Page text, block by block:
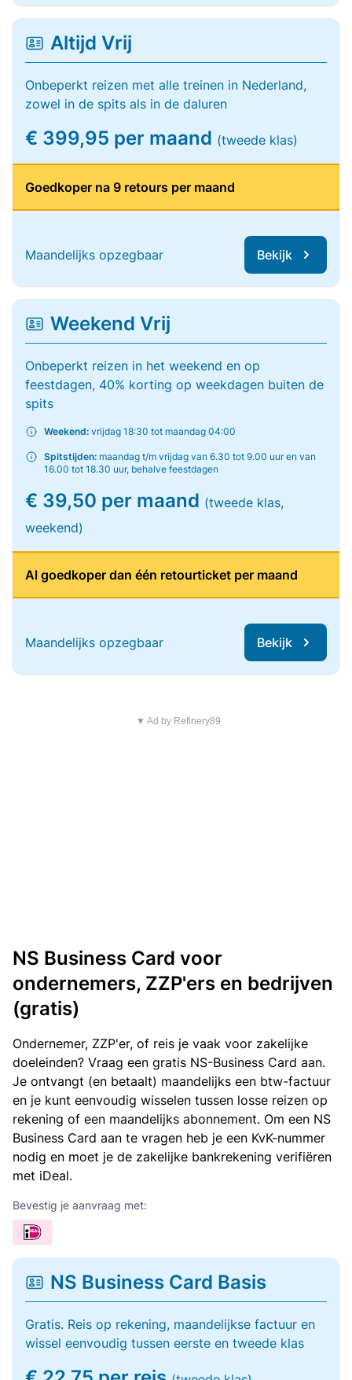
Altijd Vrij
Onbeperkt reizen met alle treinen in Nederland,
zowel in de spits als in de daluren
€ 399,95 per maand (tweede klas)
Goedkoper na 9 retours per maand
Maandelijks opzegbaar Bekijk
Weekend Vrij
Onbeperkt reizen in het weekend en op
feestdagen, 40% korting op weekdagen buiten de
spits
Weekend: vrijdag 18:30 tot maandag 04:00
Spitstijden: maandag t/m vrijdag van 6.30 tot 9.00 uur en van
16.00 tot 18.30 uur, behalve feestdagen
€ 39,50 per maand (tweede klas,
weekend)
Al goedkoper dan één retourticket per maand
Maandelijks opzegbaar Bekijk
▼ Ad by Refinery89
NS Business Card voor
ondernemers, ZZP'ers en bedrijven
(gratis)
Ondernemer, ZZP'er, of reis je vaak voor zakelijke
doeleinden? Vraag een gratis NS-Business Card aan.
Je ontvangt (en betaalt) maandelijks een btw-factuur
en je kunt eenvoudig wisselen tussen losse reizen op
rekening of een maandelijks abonnement. Om een NS
Business Card aan te vragen heb je een KvK-nummer
nodig en moet je de zakelijke bankrekening verifiëren
met iDeal.
Bevestig je aanvraag met:
NS Business Card Basis
Gratis. Reis op rekening, maandelijkse factuur en
wissel eenvoudig tussen eerste en tweede klas